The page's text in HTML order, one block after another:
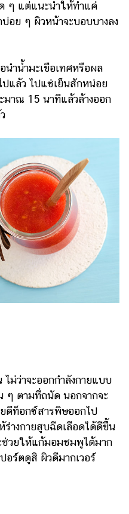
ๆ แต่แนะนำให้ทำแค่
อย ๆ ผิวหน้าจะบอบบางลง
น้ำมะเขือเทศหรือผล
ปแล้ว ไปแช่เย็นสักหน่อย
มาณ 15 นาทีแล้วล้างออก
าจะออกกำลังกายแบบ
ๆ ตามที่ถนัด นอกจากจะ
ดีท็อกซ์สารพิษออกไป
ร่างกายสูบฉีดเลือดได้ดีขึ้น
ช่วยให้แก้มอมชมพูได้มาก
อร์ตดูสิ ผิวดีมากเวอร์